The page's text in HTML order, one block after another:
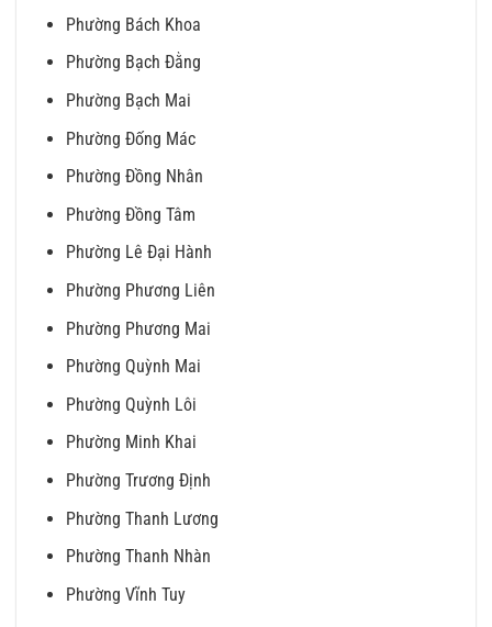
Phường Bách Khoa
Phường Bạch Đằng
Phường Bạch Mai
Phường Đống Mác
Phường Đồng Nhân
Phường Đồng Tâm
Phường Lê Đại Hành
Phường Phương Liên
Phường Phương Mai
Phường Quỳnh Mai
Phường Quỳnh Lôi
Phường Minh Khai
Phường Trương Định
Phường Thanh Lương
Phường Thanh Nhàn
Phường Vĩnh Tuy